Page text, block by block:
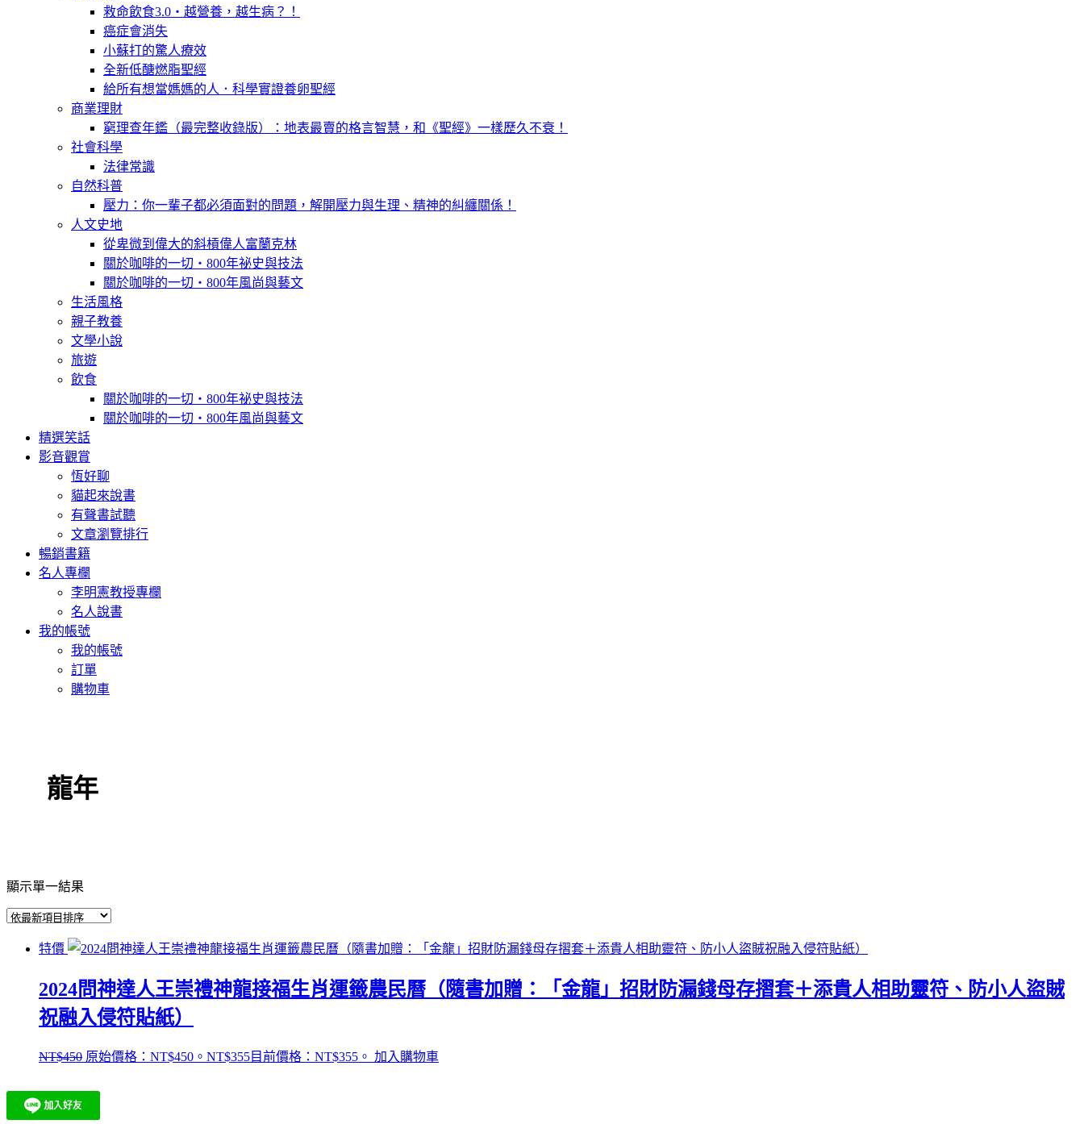
救命飲食3.0‧越營養，越生病？！
癌症會消失
小蘇打的驚人療效
全新低醣燃脂聖經
給所有想當媽媽的人．科學實證養卵聖經
商業理財
窮理查年鑑（最完整收錄版）：地表最賣的格言智慧，和《聖經》一樣歷久不衰！
社會科學
法律常識
自然科普
壓力：你一輩子都必須面對的問題，解開壓力與生理、精神的糾纏關係！
人文史地
從卑微到偉大的斜槓偉人富蘭克林
關於咖啡的一切‧800年祕史與技法
關於咖啡的一切‧800年風尚與藝文
生活風格
親子教養
文學小說
旅遊
飲食
關於咖啡的一切‧800年祕史與技法
關於咖啡的一切‧800年風尚與藝文
精選笑話
影音觀賞
恆好聊
貓起來說書
有聲書試聽
文章瀏覽排行
暢銷書籍
名人專欄
李明憲教授專欄
名人說書
我的帳號
我的帳號
訂單
購物車
龍年
顯示單一結果
特價
2024問神達人王崇禮神龍接福生肖運籤農民曆（隨書加贈：「金龍」招財防漏錢母存摺套＋添貴人相助靈符、防小人盜賊
祝融入侵符貼紙）
NT$450 原始價格：NT$450。 NT$355目前價格：NT$355。 加入購物車